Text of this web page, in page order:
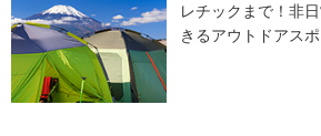
レチックまで！非
きるアウトドアス